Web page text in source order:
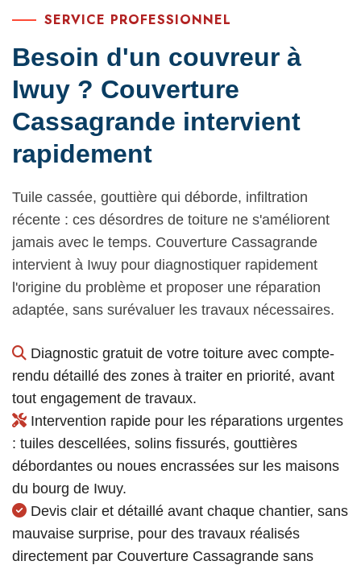
SERVICE PROFESSIONNEL
Besoin d'un couvreur à
Iwuy ? Couverture
Cassagrande intervient
rapidement
Tuile cassée, gouttière qui déborde, infiltration
récente : ces désordres de toiture ne s'améliorent
jamais avec le temps. Couverture Cassagrande
intervient à Iwuy pour diagnostiquer rapidement
l'origine du problème et proposer une réparation
adaptée, sans surévaluer les travaux nécessaires.
Diagnostic gratuit de votre toiture avec compte-
rendu détaillé des zones à traiter en priorité, avant
tout engagement de travaux.
Intervention rapide pour les réparations urgentes
: tuiles descellées, solins fissurés, gouttières
débordantes ou noues encrassées sur les maisons
du bourg de Iwuy.
Devis clair et détaillé avant chaque chantier, sans
mauvaise surprise, pour des travaux réalisés
directement par Couverture Cassagrande sans